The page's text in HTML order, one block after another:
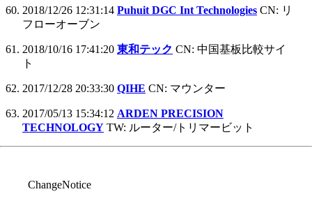
2018/12/26 12:31:14 Puhuit DGC Int Technologies CN: リ
フローオーブン
2018/10/16 17:41:20 東和テック CN: 中国基板比較サイ
ト
2017/12/28 20:33:30 QIHE CN: マウンター
2017/05/13 15:34:12 ARDEN PRECISION
TECHNOLOGY TW: ルーター/トリマービット
ChangeNotice